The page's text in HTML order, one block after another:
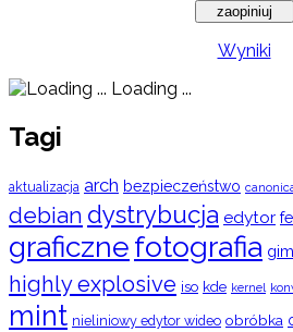
Wyniki
Loading ...
Tagi
aktualizacja arch bezpieczeństwo
debian dystrybucja edytor
graficznefotografia
highly explosive iso kde kernel
mint nieliniowy edytor wideo obróbka